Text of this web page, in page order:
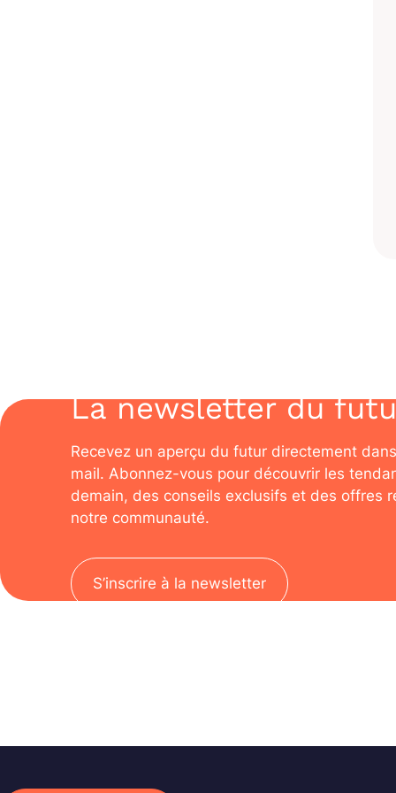
La newsletter du
Recevez un aperçu du futur directement
mail. Abonnez-vous pour découvrir les
demain, des conseils exclusifs et des offres
notre communauté.
S’inscrire à la newsletter